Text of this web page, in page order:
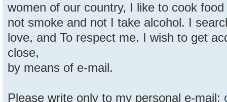
women of our country, I like to cook
not smoke and not I take alcohol. I
love, and To respect me. I wish to get
close,
by means of e-mail.
Please write only to my personal e-mail: